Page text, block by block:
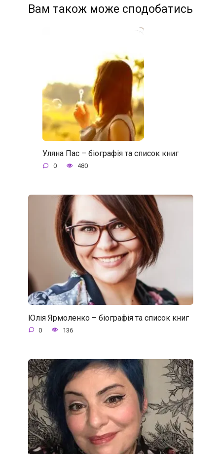
Вам також може сподобатись
Уляна Пас – біографія та список книг
0 480
Юлія Ярмоленко – біографія та список книг
0 136